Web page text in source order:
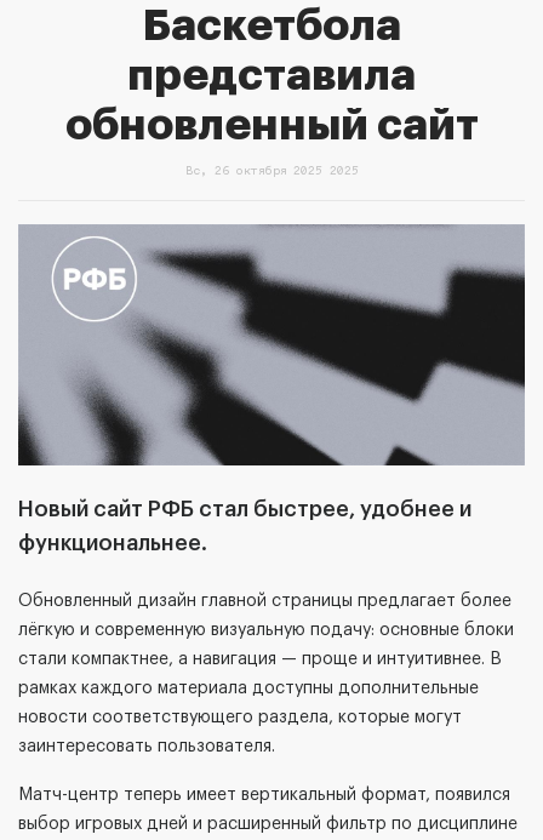
Баскетбола
представила
обновленный сайт
Вс, 26 октября 2025 2025
Новый сайт РФБ стал быстрее, удобнее и
функциональнее.
Обновленный дизайн главной страницы предлагает более
лёгкую и современную визуальную подачу: основные блоки
стали компактнее, а навигация — проще и интуитивнее. В
рамках каждого материала доступны дополнительные
новости соответствующего раздела, которые могут
заинтересовать пользователя.
Матч-центр теперь имеет вертикальный формат, появился
выбор игровых дней и расширенный фильтр по дисциплине